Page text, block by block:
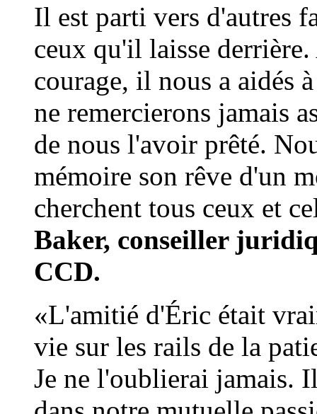
Il est parti vers d'autres
ceux qu'il laisse
courage, il nous a aidés
ne remercierons jamais
de nous l'avoir prêté.
mémoire son rêve d'un
cherchent tous ceux et
Baker, conseiller
CCD.
«L'amitié d'Éric était
vie sur les rails de la
Je ne l'oublierai jamais.